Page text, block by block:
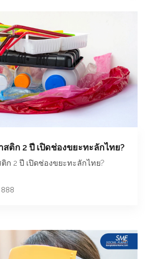
สติก 2 ปี เปิดช่องขยะทะลักไทย?
ก 2 ปี เปิดช่องขยะทะลักไทย?
888